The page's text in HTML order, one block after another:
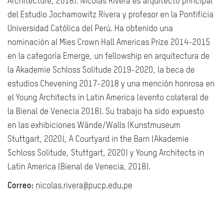
del Estudio Jochamowitz Rivera y profesor en la Pontificia
Universidad Católica del Perú. Ha obtenido una
nominación al Mies Crown Hall Americas Prize 2014-2015
en la categoría Emerge, un fellowship en arquitectura de
la Akademie Schloss Solitude 2019-2020, la beca de
estudios Chevening 2017-2018 y una mención honrosa en
el Young Architects in Latin America (evento colateral de
la Bienal de Venecia 2018). Su trabajo ha sido expuesto
en las exhibiciones Wände/Walls (Kunstmuseum
Stuttgart, 2020), A Courtyard in the Barn (Akademie
Schloss Solitude, Stuttgart, 2020) y Young Architects in
Latin America (Bienal de Venecia, 2018).
Correo: nicolas.rivera@pucp.edu.pe